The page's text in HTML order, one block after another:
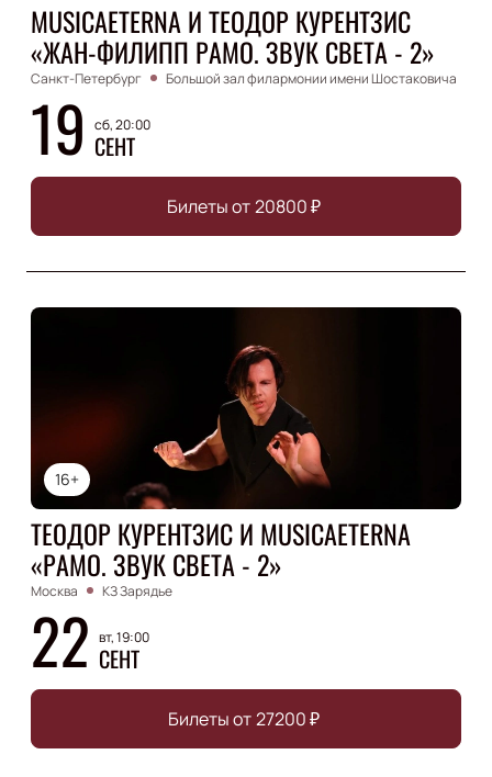
MUSICAETERNA И ТЕОДОР КУРЕНТЗИС
«ЖАН-ФИЛИПП РАМО. ЗВУК СВЕТА - 2»
Санкт-Петербург Большой зал филармонии имени Шостаковича
19 сб, 20:00
СЕНТ
Билеты от20800₽
16+
ТЕОДОР КУРЕНТЗИС И MUSICAETERNA
«РАМО. ЗВУК СВЕТА - 2»
Москва КЗ Зарядье
22 вт, 19:00
СЕНТ
Билеты от27200₽